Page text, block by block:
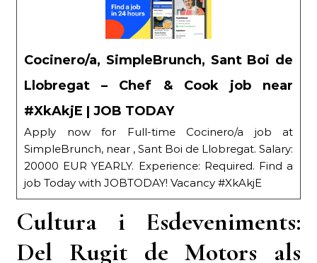
Cocinero/a, SimpleBrunch, Sant Boi de
Llobregat – Chef & Cook job near
#XkAkjE | JOB TODAY
Apply now for Full-time Cocinero/a job at
SimpleBrunch, near , Sant Boi de Llobregat. Salary:
20000 EUR YEARLY. Experience: Required. Find a
job Today with JOBTODAY! Vacancy #XkAkjE
Cultura i Esdeveniments:
Del Rugit de Motors als